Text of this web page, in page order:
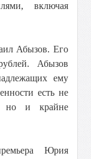
включая
Абызов. Его
Абызов
ему
есть не
но и крайне
Юрия